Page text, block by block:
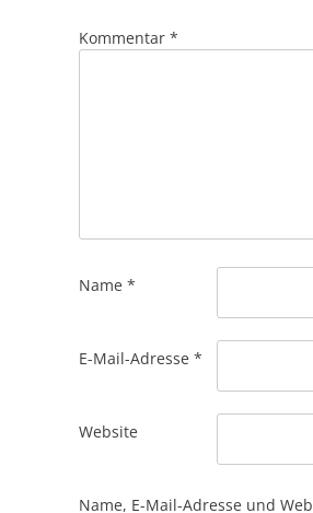
Kommentar *
Name *
E-Mail-Adresse *
Website
Name, E-Mail-Adresse und